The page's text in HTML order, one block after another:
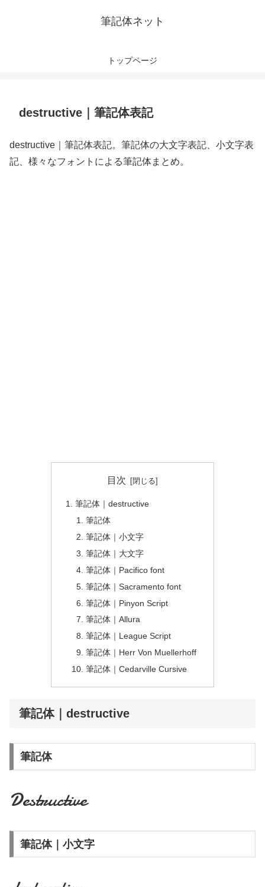
筆記体ネット
トップページ
destructive｜筆記体表記
destructive｜筆記体表記。筆記体の大文字表記、小文字表
記、様々なフォントによる筆記体まとめ。
目次
筆記体｜destructive
筆記体
筆記体｜小文字
筆記体｜大文字
筆記体｜Pacifico font
筆記体｜Sacramento font
筆記体｜Pinyon Script
筆記体｜Allura
筆記体｜League Script
筆記体｜Herr Von Muellerhoff
筆記体｜Cedarville Cursive
筆記体｜destructive
筆記体
Destructive
筆記体｜小文字